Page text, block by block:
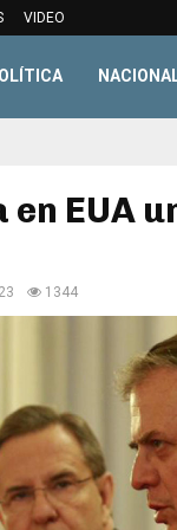
VIDEO
EUA
1344